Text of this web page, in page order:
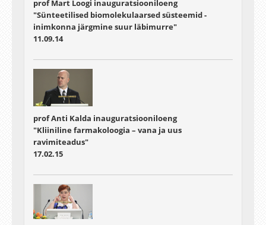
prof Mart Loogi inauguratsiooniloeng
"Sünteetilised biomolekulaarsed süsteemid -
inimkonna järgmine suur läbimurre"
11.09.14
prof Anti Kalda inauguratsiooniloeng
"Kliiniline farmakoloogia – vana ja uus
ravimiteadus"
17.02.15